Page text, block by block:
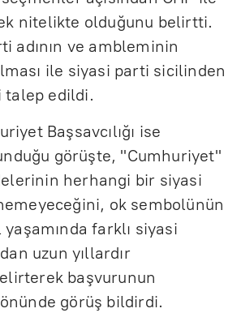
nitelikte olduğunu belirtti.
adının ve ambleminin
ile siyasi parti sicilinden
edildi.
Başsavcılığı ise
görüşte, "Cumhuriyet"
herhangi bir siyasi
ok sembolünün
farklı siyasi
uzun yıllardır
başvurunun
görüş bildirdi.